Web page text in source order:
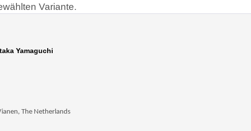
Variante.
Yamaguchi
The Netherlands